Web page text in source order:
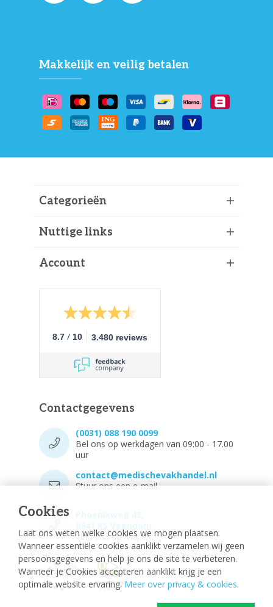
Cookies
Laat ons weten welke cookies we mogen plaatsen.
Wanneer essentiële cookies aanklikt verzamelen wij geen
persoonsgegevens en help je ons de site te verbeteren.
Wanneer je Cookies accepteren aanklikt krijg je een
optimale website ervaring. Meer over privacy & cookies.
Makkelijk en veilig betalen
Categorieën
Nuttige links
Account
8.7 / 10 3.480 reviews
Contactgegevens
(0031) 088 190 0099
Bel ons op werkdagen van 09:00 - 17.00
uur
contact@medischevakhandel.nl
Stuur ons een e-mail.
Vind ons op Maps.